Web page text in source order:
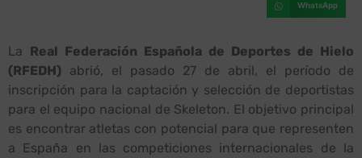
WhatsApp
La Real Federación Española de Deportes de Hielo
(RFEDH) abrió, el pasado 27 de abril, el período de
inscripción para la captación y selección de deportistas
para el equipo nacional de Skeleton. El objetivo principal
es encontrar atletas con potencial para que representen
a España en las competiciones internacionales de la